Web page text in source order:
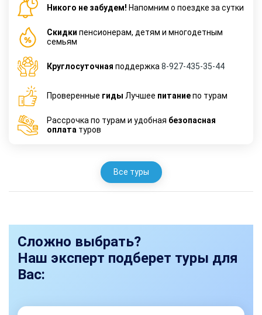
Никого не забудем! Напомним о поездке за сутки
Cкидки пенсионерам, детям и многодетным
семьям
Круглосуточная поддержка 8-927-435-35-44
Проверенные гиды Лучшее питаниепо турам
Рассрочка по турам и удобная безопасная
оплата туров
Все туры
Сложно выбрать?
Наш эксперт подберет туры для
Вас: